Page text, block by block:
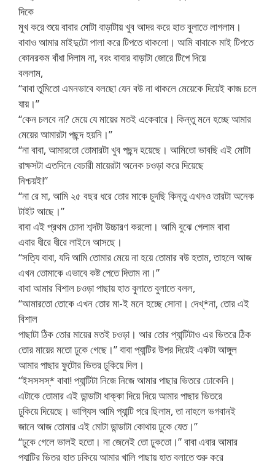
দিকে
মুখ করে শুয়ে বাবার মোটা বাড়াটায় খুব আদর করে হাত বুলাতে লাগলাম।
বাবাও আমার মাইদুটো পালা করে টিপতে থাকলো। আমি বাবাকে মাই টিপতে
কোনরকম বাঁধা দিলাম না, বরং বাবার বাড়াটা জোরে টিপে দিয়ে
বললাম,
“বাবা তুমিতো এমনভাবে বলছো যেন বউ না থাকলে মেয়েকে দিয়েই কাজ চলে
যায়।”
“কেন চলবে না? মেয়ে যে মায়ের মতই একেবারে। কিন্তু মনে হচ্ছে আমার
মেয়ের আমারটা পছন্দ হয়নি।”
“না বাবা, আমারতো তোমারটা খুব পছন্দ হয়েছে। আমিতো ভাবছি এই মোটা
রাক্ষসটা এতদিনে বেচারী মায়েরটা অনেক চওড়া করে দিয়েছে
নিশ্চয়ই!”
“না রে মা, আমি ২৫ বছর ধরে তোর মাকে চুদছি কিন্তু এখনও তারটা অনেক
টাইট আছে।”
বাবা এই প্রথম চোদা শব্দটা উচ্চারণ করলো। আমি বুঝে গেলাম বাবা
এবার ধীরে ধীরে লাইনে আসছে।
“সত্যি বাবা, যদি আমি তোমার মেয়ে না হয়ে তোমার বউ হতাম, তাহলে আজ
এখন তোমাকে এভাবে কষ্ট পেতে দিতাম না।”
বাবা আমার বিশাল চওড়া পাছায় হাত বুলাতে বুলাতে বলল,
“আমারতো তোকে এখন তোর মা-ই মনে হচ্ছে সোনা। দেখ্*না, তোর এই
বিশাল
পাছাটা ঠিক তোর মায়ের মতই চওড়া। আর তোর প্যান্টিটাও এর ভিতরে ঠিক
তোর মায়ের মতো ঢুকে গেছে।” বাবা প্যান্টির উপর দিয়েই একটা আঙ্গুল
আমার পাছার ফুটোর ভিতর ঢুকিয়ে দিল।
“ইসসসস্* বাবা! প্যান্টিটা নিজে নিজে আমার পাছার ভিতরে ঢোকেনি।
এটাকে তোমার এই ডান্ডাটা ধাক্কা দিয়ে দিয়ে আমার পাছার ভিতরে
ঢুকিয়ে দিয়েছে। ভাগ্যিস আমি প্যান্টি পরে ছিলাম, তা নাহলে ভগবানই
জানে আজ তোমার এই মোটা ডান্ডাটা কোথায় ঢুকে যেত।”
“ঢুকে গেলে ভালই হতো। না জেনেই তো ঢুকতো।” বাবা এবার আমার
প্যান্টির ভিতর হাত ঢুকিয়ে আমার খালি পাছায় হাত বুলাতে শুরু করে